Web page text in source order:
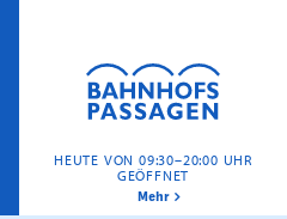
HEUTE VON 09:30–20:00 UHR
GEÖFFNET
Mehr